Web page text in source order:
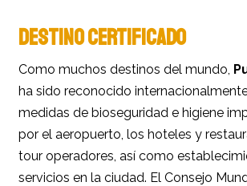
DESTINO CERTIFICADO
Como muchos destinos del mundo,
ha sido reconocido
medidas de bioseguridad e higiene
por el aeropuerto, los hoteles y
tour operadores, así como
servicios en la ciudad. El Consejo